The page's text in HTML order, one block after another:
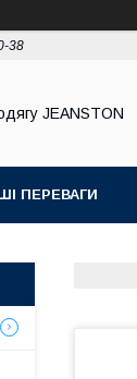
38
JEANSTON
ПЕРЕВАГИ